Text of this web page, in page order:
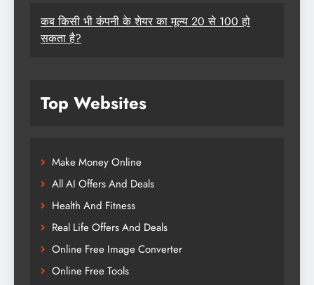
कब किसी भी कंपनी के शेयर का मूल्य 20 से 100 हो
सकता है?
Top Websites
Make Money Online
All AI Offers And Deals
Health And Fitness
Real Life Offers And Deals
Online Free Image Converter
Online Free Tools